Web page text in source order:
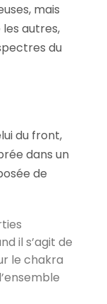
mais
autres,
du
du front,
dans un
de
il s’agit de
le chakra